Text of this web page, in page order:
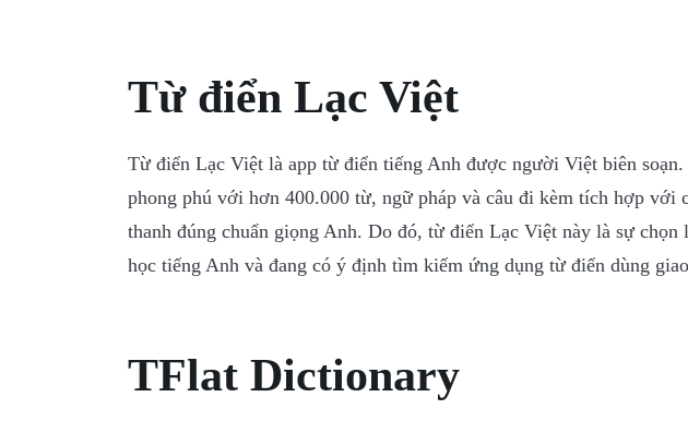
Từ điển Lạc Việt
Từ điển Lạc Việt là app từ điển tiếng Anh được người Việt biên
phong phú với hơn 400.000 từ, ngữ pháp và câu đi kèm tích hợp với
thanh đúng chuẩn giọng Anh. Do đó, từ điển Lạc Việt này là sự chọn
học tiếng Anh và đang có ý định tìm kiếm ứng dụng từ điển dùng
TFlat Dictionary